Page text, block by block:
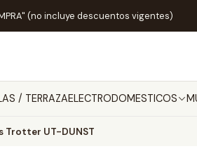
/ TERRAZAELECTRODOMESTICOS
(no incluye descuentos vigentes)
Trotter UT-DUNST